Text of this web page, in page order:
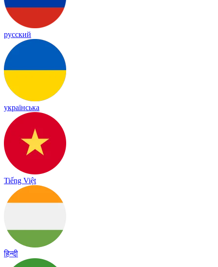
русский
українська
Tiếng Việt
हिन्दी